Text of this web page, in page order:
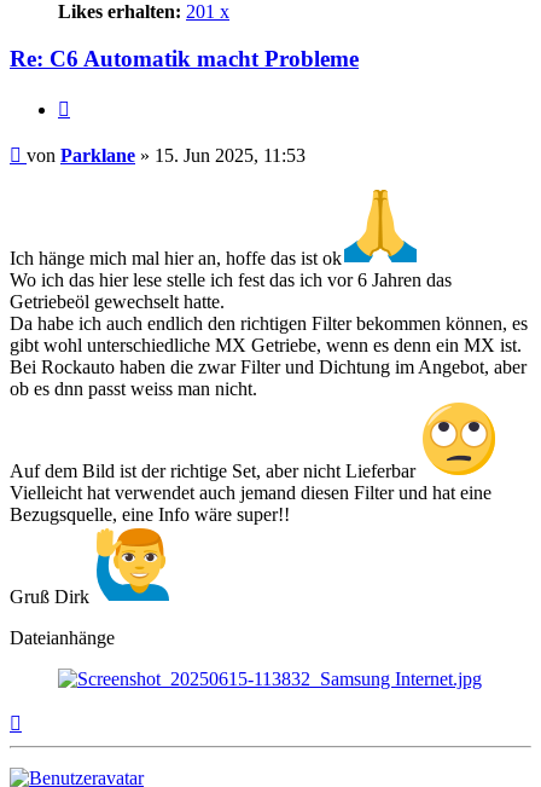
Likes erhalten: 201 x
Re: C6 Automatik macht Probleme
Beitrag
von Parklane » 15. Jun 2025, 11:53
Ich hänge mich mal hier an, hoffe das ist ok
Wo ich das hier lese stelle ich fest das ich vor 6 Jahren das
Getriebeöl gewechselt hatte.
Da habe ich auch endlich den richtigen Filter bekommen können, es
gibt wohl unterschiedliche MX Getriebe, wenn es denn ein MX ist.
Bei Rockauto haben die zwar Filter und Dichtung im Angebot, aber
ob es dnn passt weiss man nicht.
Auf dem Bild ist der richtige Set, aber nicht Lieferbar
Vielleicht hat verwendet auch jemand diesen Filter und hat eine
Bezugsquelle, eine Info wäre super!!
Gruß Dirk
Dateianhänge